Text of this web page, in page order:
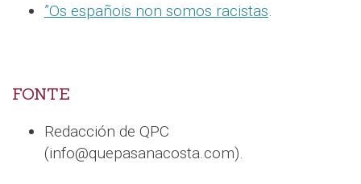
”Os españois non somos racistas.
FONTE
Redacción de QPC
(info@quepasanacosta.com).